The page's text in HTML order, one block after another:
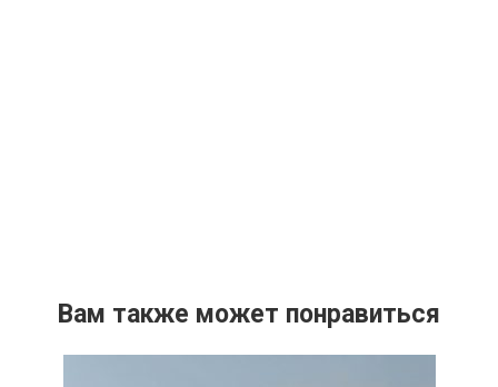
Вам также может понравиться